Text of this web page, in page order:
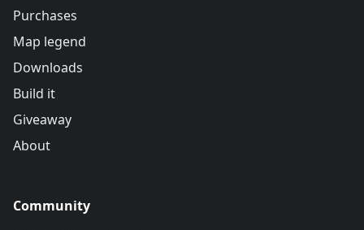
Purchases
Map legend
Downloads
Build it
Giveaway
About
Community